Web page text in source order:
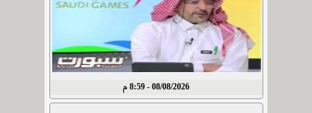
08/08/2026 - 8:59 م